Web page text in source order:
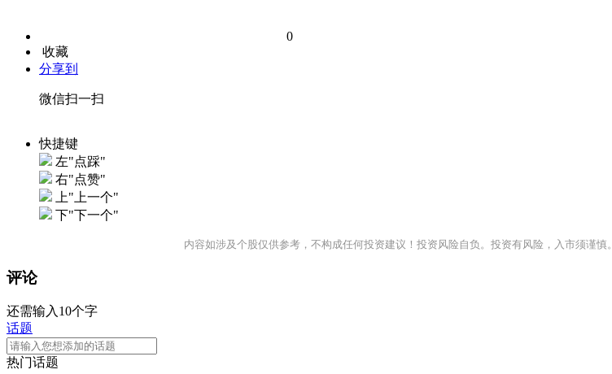
0
收藏
分享到
微信扫一扫
快捷键
左"点踩"
右"点赞"
上"上一个"
下"下一个"
内容如涉及个股仅供参考，不构成任何投资建议！投资风险自负。投资有风险，入市须谨慎。
评论
还需输入10个字
话题
热门话题